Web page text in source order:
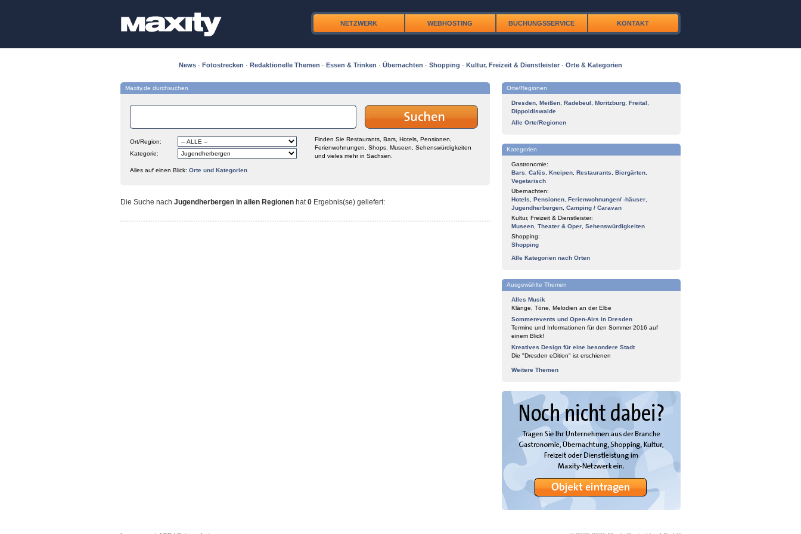
NETZWERK WEBHOSTING BUCHUNGSSERVICE KONTAKT
News · Fotostrecken · Redaktionelle Themen · Essen & Trinken · Übernachten · Shopping · Kultur, Freizeit & Dienstleister · Orte & Kategorien
Maxity.de durchsuchen
Ort/Region:
Kategorie:
Finden Sie Restaurants, Bars, Hotels, Pensionen,
Ferienwohnungen, Shops, Museen, Sehenswürdigkeiten
und vieles mehr in Sachsen.
Alles auf einen Blick: Orte und Kategorien
Die Suche nach Jugendherbergen in allen Regionen hat0 Ergebnis(se) geliefert:
Orte/Regionen
Dresden Meißen Radebeul Moritzburg Freital
Dippoldiswalde
Alle Orte/Regionen
Kategorien
Gastronomie:
Bars
Cafés Kneipen Restaurants Biergärten
Vegetarisch
Übernachten:
Hotels
Pensionen Ferienwohnungen/ -häuser
Jugendherbergen Camping / Caravan
Kultur, Freizeit & Dienstleister:
Museen Theater & Oper Sehenswürdigkeiten
Shopping:
Shopping
Alle Kategorien nach Orten
Ausgewählte Themen
Alles Musik
Klänge, Töne, Melodien an der Elbe
Sommerevents und Open-Airs in Dresden
Termine und Informationen für den Sommer 2016 auf
einem Blick!
Kreatives Design für eine besondere Stadt
Die "Dresden eDition" ist erschienen
Weitere Themen